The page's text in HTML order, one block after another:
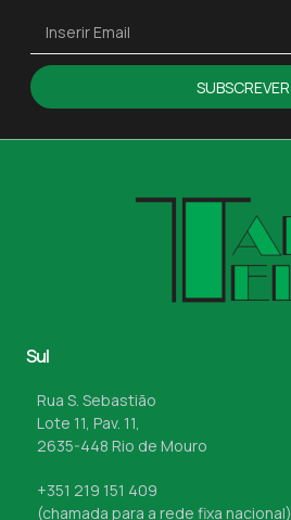
SUBSCREVER
Sul
Rua S. Sebastião
Lote 11, Pav. 11,
2635-448 Rio de Mouro
+351 219 151 409
(chamada para a rede fixa nacional)